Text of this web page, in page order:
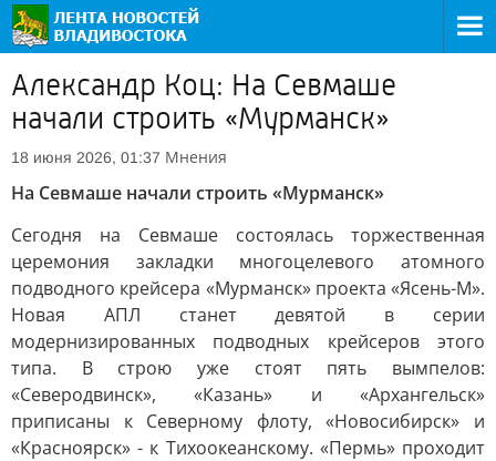
Александр Коц: На Севмаше
начали строить «Мурманск»
18 июня 2026, 01:37 Мнения
На Севмаше начали строить «Мурманск»
Сегодня на Севмаше состоялась торжественная
церемония закладки многоцелевого атомного
подводного крейсера «Мурманск» проекта «Ясень-М».
Новая АПЛ станет девятой в серии
модернизированных подводных крейсеров этого
типа. В строю уже стоят пять вымпелов:
«Северодвинск», «Казань» и «Архангельск»
приписаны к Северному флоту, «Новосибирск» и
«Красноярск» - к Тихоокеанскому. «Пермь» проходит